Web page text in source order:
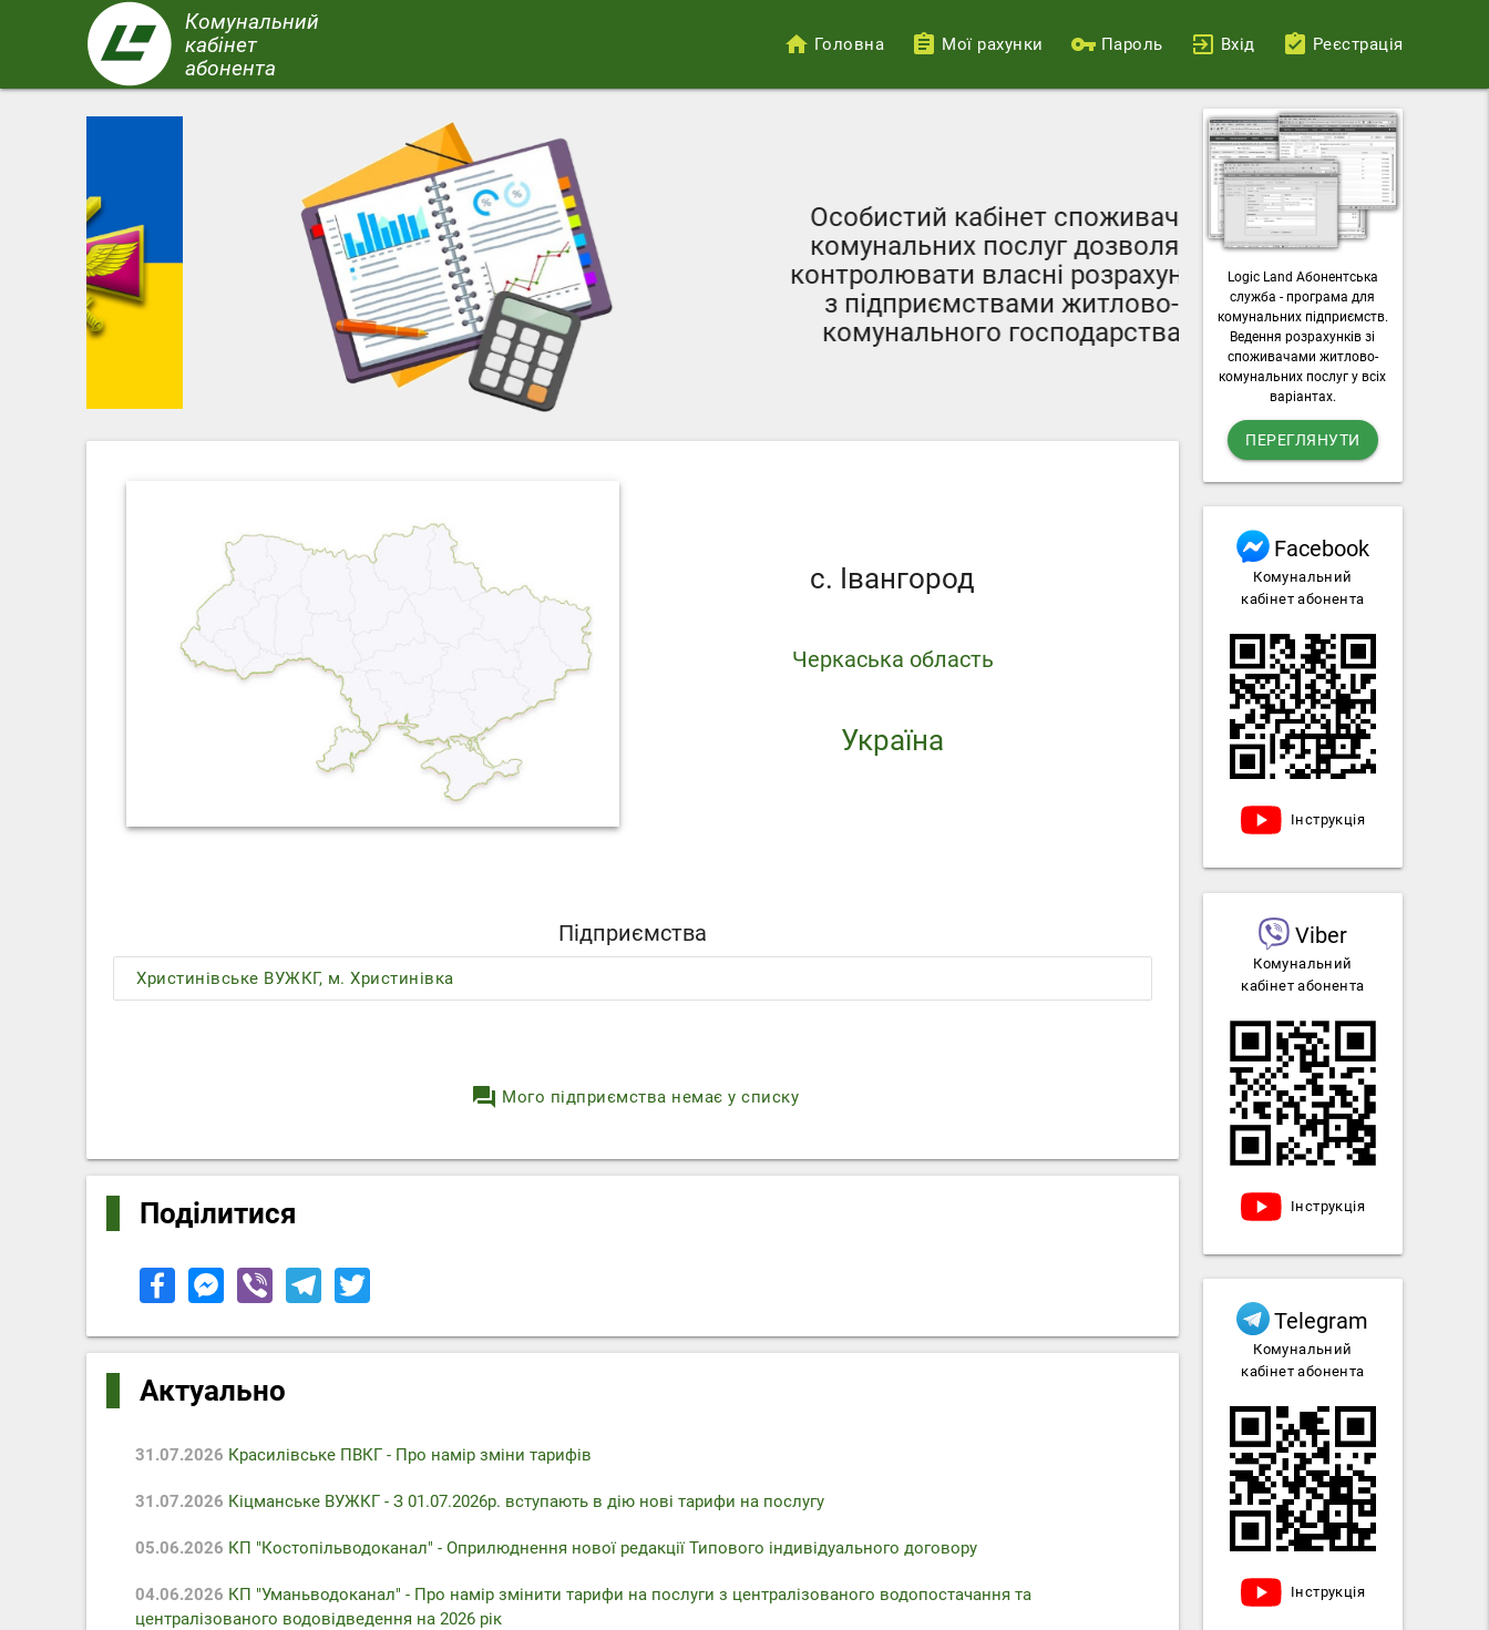
вмісту
Комунальний
кабінет
абонента
Головна Мої рахунки Пароль Вхід Реєстрація
Особистий кабінет споживача
комунальних послуг дозволяє
контролювати власні розрахунки
з підприємствами житлово-
комунального господарства
Ваш
можливості
лічильників,
комунальні
завантажувати
с. Івангород
Черкаська область
Україна
Підприємства
Христинівське ВУЖКГ, м. Христинівка
question_answer Мого підприємства немає у списку
Поділитися
Актуально
31.07.2026 Красилівське ПВКГ - Про намір зміни тарифів
31.07.2026 Кіцманське ВУЖКГ - З 01.07.2026р. вступають в дію нові тарифи на послугу
05.06.2026 КП "Костопільводоканал" - Оприлюднення нової редакції Типового індивідуального договору
04.06.2026 КП "Уманьводоканал" - Про намір змінити тарифи на послуги з централізованого водопостачання та
централізованого водовідведення на 2026 рік
Logic Land Абонентська
служба - програма для
комунальних підприємств.
Ведення розрахунків зі
споживачами житлово-
комунальних послуг у всіх
варіантах.
ПЕРЕГЛЯНУТИ
Facebook
Комунальний
кабінет абонента
Інструкція
Viber
Комунальний
кабінет абонента
Інструкція
Telegram
Комунальний
кабінет абонента
Інструкція